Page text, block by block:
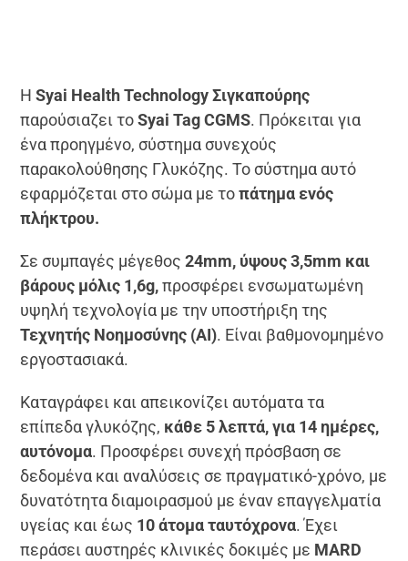
ΗSyai Health Technology Σιγκαπούρης
παρούσιαζει τοSyai Tag CGMS. Πρόκειται για
ένα προηγμένο, σύστημα συνεχούς
παρακολούθησης Γλυκόζης. Το σύστημα αυτό
εφαρμόζεται στο σώμα με τοπάτημα ενός
πλήκτρου.
Σε συμπαγές μέγεθος24mm, ύψους 3,5mm και
βάρους μόλις 1,6g,προσφέρει ενσωματωμένη
υψηλή τεχνολογία με την υποστήριξη της
Τεχνητής Νοημοσύνης (AI). Είναι βαθμονομημένο
εργοστασιακά.
Καταγράφει και απεικονίζει αυτόματα τα
επίπεδα γλυκόζης, κάθε 5 λεπτά, για 14 ημέρες,
αυτόνομα. Προσφέρει συνεχή πρόσβαση σε
δεδομένα και αναλύσεις σε πραγματικό-χρόνο, με
δυνατότητα διαμοιρασμού με έναν επαγγελματία
υγείας και έως 10 άτομα ταυτόχρονα. Έχει
περάσει αυστηρές κλινικές δοκιμές με MARD